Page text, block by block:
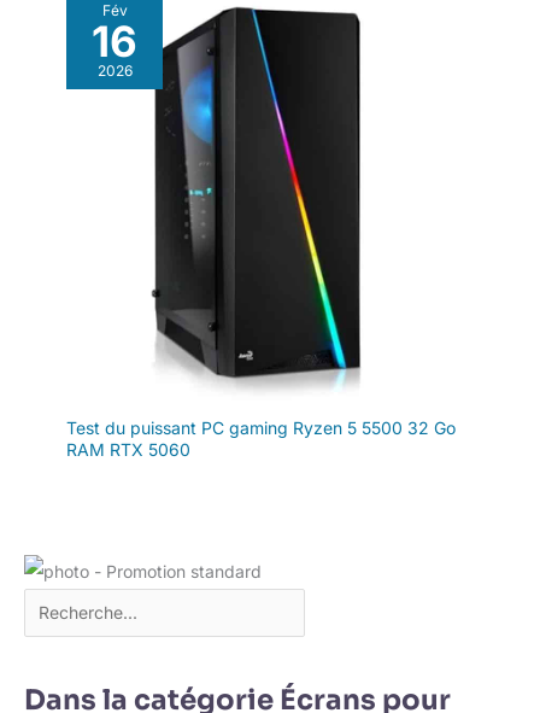
Fév
16
2026
Test du puissant PC gaming Ryzen 5 5500 32 Go
RAM RTX 5060
Dans la catégorie Écrans pour